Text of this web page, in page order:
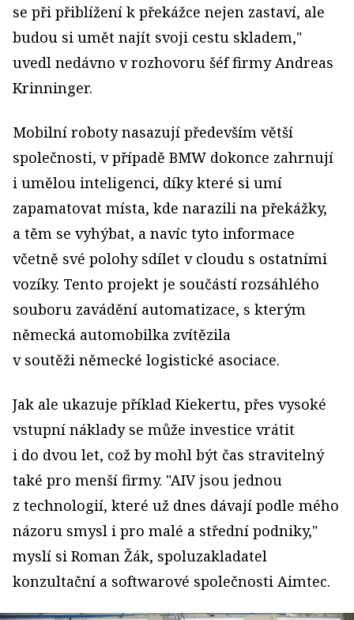
se při přiblížení k překážce nejen zastaví, ale
budou si umět najít svoji cestu skladem,"
uvedl nedávno v rozhovoru šéf firmy Andreas
Krinninger.
Mobilní roboty nasazují především větší
společnosti, v případě BMW dokonce zahrnují
i umělou inteligenci, díky které si umí
zapamatovat místa, kde narazili na překážky,
a těm se vyhýbat, a navíc tyto informace
včetně své polohy sdílet v cloudu s ostatními
vozíky. Tento projekt je součástí rozsáhlého
souboru zavádění automatizace, s kterým
německá automobilka zvítězila
v soutěži německé logistické asociace.
Jak ale ukazuje příklad Kiekertu, přes vysoké
vstupní náklady se může investice vrátit
i do dvou let, což by mohl být čas stravitelný
také pro menší firmy. "AIV jsou jednou
z technologií, které už dnes dávají podle mého
názoru smysl i pro malé a střední podniky,"
myslí si Roman Žák, spoluzakladatel
konzultační a softwarové společnosti Aimtec.